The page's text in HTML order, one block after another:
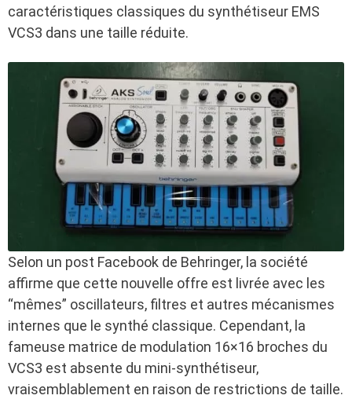
caractéristiques classiques du synthétiseur EMS
VCS3 dans une taille réduite.
Selon un post Facebook de Behringer, la société
affirme que cette nouvelle offre est livrée avec les
“mêmes” oscillateurs, filtres et autres mécanismes
internes que le synthé classique. Cependant, la
fameuse matrice de modulation 16×16 broches du
VCS3 est absente du mini-synthétiseur,
vraisemblablement en raison de restrictions de taille.